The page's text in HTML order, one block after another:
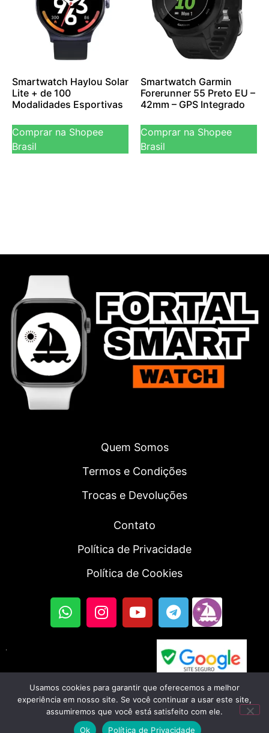
Smartwatch Haylou Solar
Lite + de 100
Modalidades Esportivas
Comprar na Shopee
Brasil
Smartwatch Garmin
Forerunner 55 Preto EU –
42mm – GPS Integrado
Comprar na Shopee
Brasil
Quem Somos
Termos e Condições
Trocas e Devoluções
Contato
Política de Privacidade
Política de Cookies
© 2023, Fortal SmartWatch | Todos os direitos
reservados. CNPJ: 56.045.702/0001-46
Usamos cookies para garantir que oferecemos a melhor
experiência em nosso site. Se você continuar a usar este site,
assumiremos que você está satisfeito com ele.
Ok
Política de Privacidade